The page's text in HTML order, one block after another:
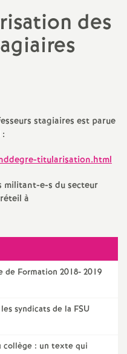
a
t
a
i
n
a
des
stagiaires est parue
titularisation.html
militant-e-s du secteur
à
de Formation 2018- 2019
syndicats de la FSU
collège : un texte qui